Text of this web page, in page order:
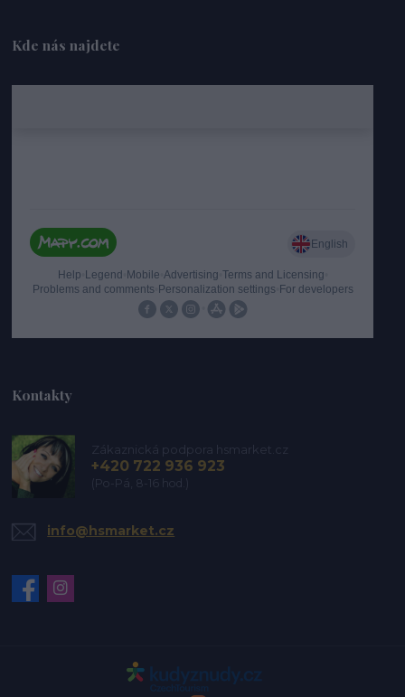
Kde nás najdete
Kontakty
Zákaznická podpora hsmarket.cz
+420 722 936 923
(Po-Pá, 8-16 hod.)
info@hsmarket.cz